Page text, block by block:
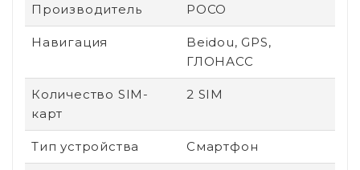
Производитель POCO
Навигация
Beidou, GPS,
ГЛОНАСС
Количество SIM-
карт
2 SIM
Тип устройства Смартфон